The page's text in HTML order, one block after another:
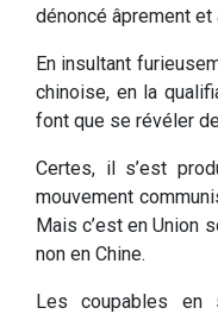
dénoncé âprement et
En insultant
chinoise, en la
font que se révéler
Certes, il s’est
mouvement
Mais c’est en Union
non en Chine.
Les coupables en